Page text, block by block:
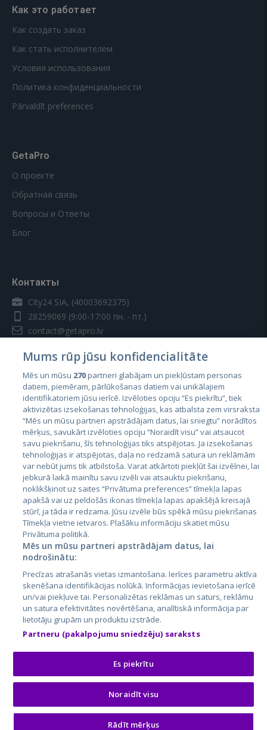
Как это работает
Как создать заказ
Как стать исполнителем
Условия использования
Политика конфиденциальности
Pārvaldīt preferences
GetaPro
О проекте
Обратная связь
Вопросы и Ответы
Блог
Контакты
City24 SIA, (40003692375)
28259069 (9:00-17:00 пн. - пт.)
contact@getapro.lv
Страны
Эстония
Латвия
Литва
City24.lv
City24.ee
GetaPro.lv
GetaPro.ee
Skelbiu.lt
Autoplius.lt
Aruodas.lt
CVbankas.lt
Kainos.lt
Paslaugos.lt
auto24.ee
Osta.ee
KuldneBörs.ee
© 2026 GetaPro. Все права защищены.
Mums rūp jūsu konfidencialitāte
Mēs un mūsu 270partneri glabājam un piekļūstam personas
datiem, piemēram, pārlūkošanas datiem vai unikālajiem
identifikatoriem jūsu ierīcē. Izvēloties opciju “Es piekrītu”, tiek
aktivizētas izsekošanas tehnoloģijas, kas atbalsta zem virsraksta
“Mēs un mūsu partneri apstrādājam datus, lai sniegtu” norādītos
mērķus, savukārt izvēloties opciju “Noraidīt visu” vai atsaucot
savu piekrišanu, šīs tehnoloģijas tiks atspējotas. Ja izsekošanas
tehnoloģijas ir atspējotas, daļa no redzamā satura un reklāmām
var nebūt jums tik atbilstoša. Varat atkārtoti piekļūt šai izvēlnei, lai
jebkurā laikā mainītu savu izvēli vai atsauktu piekrišanu,
noklikšķinot uz saites “Privātuma preferences” tīmekļa lapas
apakšā vai uz peldošās ikonas tīmekļa lapas apakšējā kreisajā
stūrī, ja tāda ir redzama. Jūsu izvēle būs spēkā mūsu piekrišanas
Tīmekļa vietne ietvaros. Plašāku informāciju skatiet mūsu
Privātuma politikā.
Mēs un mūsu partneri apstrādājam datus, lai
nodrošinātu:
Precīzas atrašanās vietas izmantošana. Ierīces parametru aktīva
skenēšana identifikācijas nolūkā. Informācijas ievietošana ierīcē
un/vai piekļuve tai. Personalizētas reklāmas un saturs, reklāmu
un satura efektivitātes novērtēšana, analītiskā informācija par
lietotāju grupām un produktu izstrāde.
Partneru (pakalpojumu sniedzēju) saraksts
Es piekrītu
Noraidīt visu
Rādīt mērķus